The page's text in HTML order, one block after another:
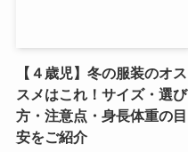
【４歳児】冬の服装のオス
スメはこれ！サイズ・選び
方・注意点・身長体重の目
安をご紹介